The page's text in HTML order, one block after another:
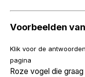
Voorbeelden
Klik voor de
pagina
Roze vogel die